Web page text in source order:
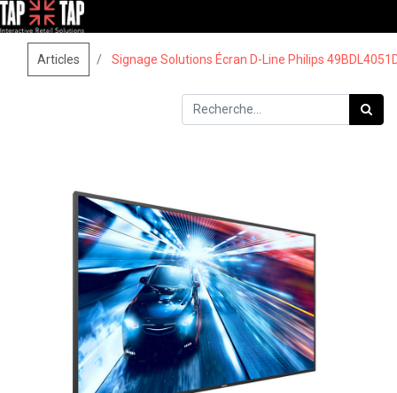
Articles Signage Solutions Écran D-Line Philips